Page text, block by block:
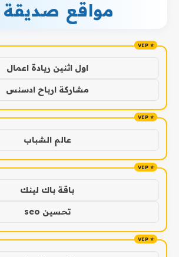
مواقع صديقة
اول اثنين ريادة اعمال
مشاركة ارباح ادسنس
عالم الشباب
باقة باك لينك
تحسين seo